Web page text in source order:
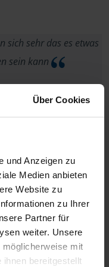
Über Cookies
und Anzeigen zu
Medien anbieten
Website zu
zu Ihrer
Partner für
weiter. Unsere
mit
bereitgestellt
sehr das es etwas
sein kann
wie bisher.